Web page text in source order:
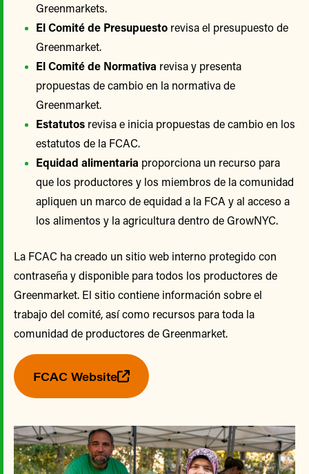
Greenmarkets.
El Comité de Presupuesto revisa el presupuesto de
Greenmarket.
El Comité de Normativa revisa y presenta
propuestas de cambio en la normativa de
Greenmarket.
Estatutos revisa e inicia propuestas de cambio en los
estatutos de la FCAC.
Equidad alimentaria proporciona un recurso para
que los productores y los miembros de la comunidad
apliquen un marco de equidad a la FCA y al acceso a
los alimentos y la agricultura dentro de GrowNYC.
La FCAC ha creado un sitio web interno protegido con
contraseña y disponible para todos los productores de
Greenmarket. El sitio contiene información sobre el
trabajo del comité, así como recursos para toda la
comunidad de productores de Greenmarket.
FCAC Website